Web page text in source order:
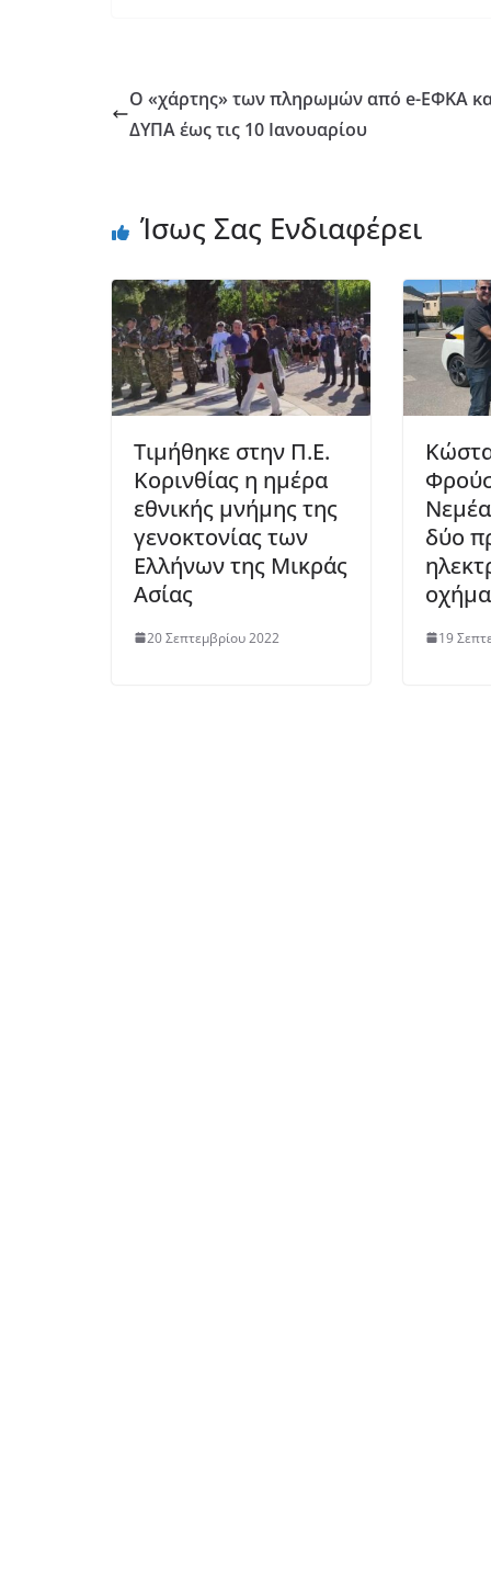
Ο «χάρτης» των πληρωμών από e-ΕΦΚΑ
ΔΥΠΑ έως τις 10 Ιανουαρίου
Ίσως Σας Ενδιαφέρει
Τιμήθηκε στην Π.Ε.
Κορινθίας η ημέρα
εθνικής μνήμης της
γενοκτονίας των
Ελλήνων της Μικράς
Ασίας
20 Σεπτεμβρίου 2022
δύο
19